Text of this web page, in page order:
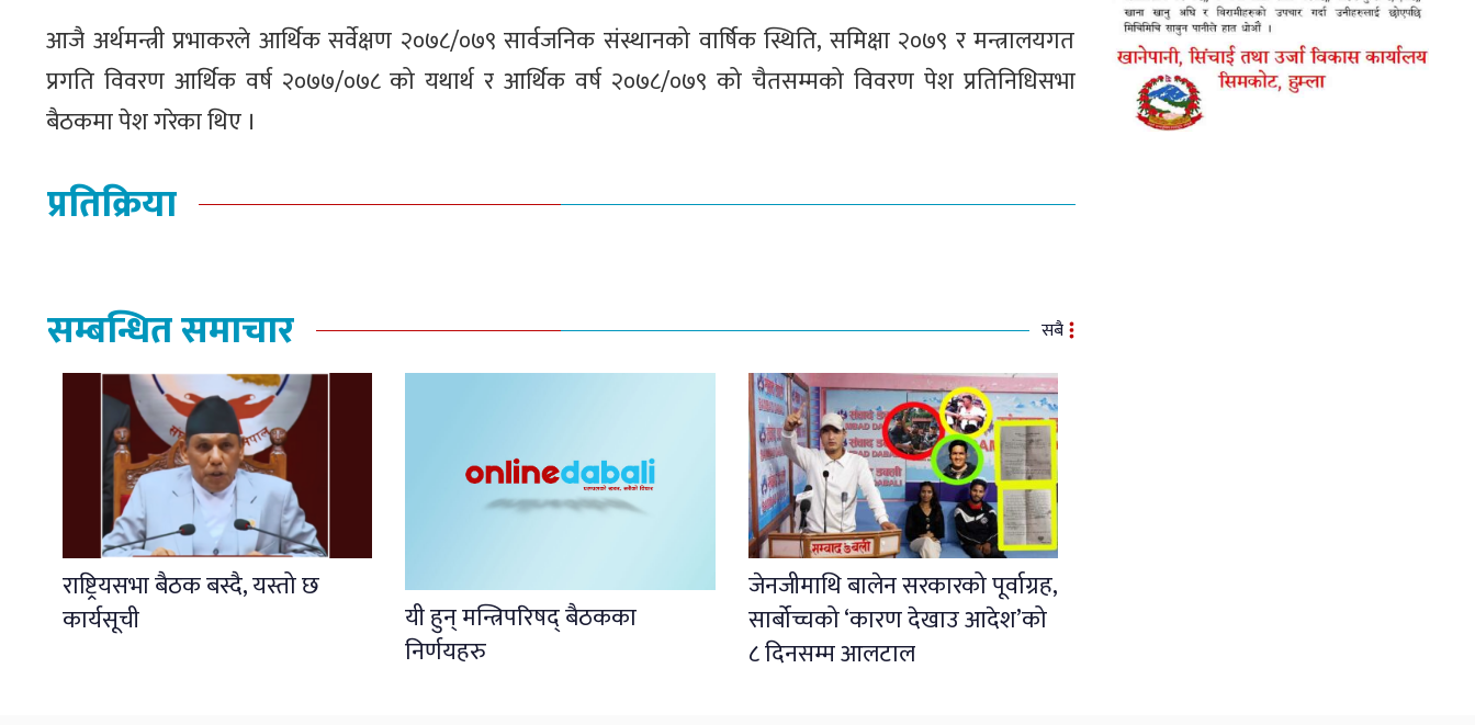
आजै अर्थमन्त्री प्रभाकरले आर्थिक सर्वेक्षण २०७८/०७९ सार्वजनिक संस्थानको वार्षिक स्थिति, समिक्षा २०७९ र मन्त्रालयगत
प्रगति विवरण आर्थिक वर्ष २०७७/०७८ को यथार्थ र आर्थिक वर्ष २०७८/०७९ को चैतसम्मको विवरण पेश प्रतिनिधिसभा
बैठकमा पेश गरेका थिए ।
प्रतिक्रिया
सम्बन्धित समाचार सबै
राष्ट्रियसभा बैठक बस्दै, यस्तो छ
कार्यसूची
यी हुन् मन्त्रिपरिषद् बैठकका
निर्णयहरु
जेनजीमाथि बालेन सरकारको पूर्वाग्रह,
सार्बोच्चको ‘कारण देखाउ आदेश’को
८ दिनसम्म आलटाल